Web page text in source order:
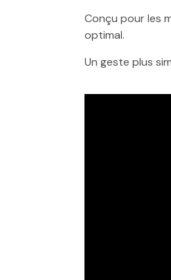
Conçu pour les
optimal.
Un geste plus